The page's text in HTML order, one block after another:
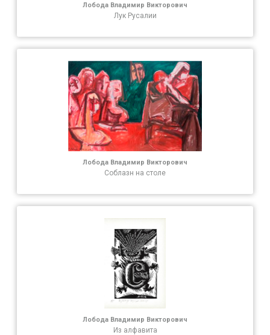
Лобода Владимир Викторович
Лук Русалии
Лобода Владимир Викторович
Соблазн на столе
Лобода Владимир Викторович
Из алфавита